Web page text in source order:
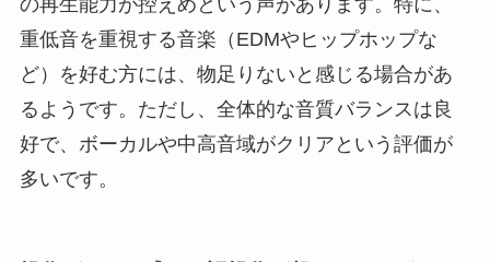
重低音を重視する音楽（EDMやヒップホップな
ど）を好む方には、物足りないと感じる場合があ
るようです。ただし、全体的な音質バランスは良
好で、ボーカルや中高音域がクリアという評価が
多いです。